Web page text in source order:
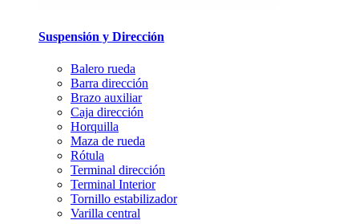
Suspensión y Dirección
Balero rueda
Barra dirección
Brazo auxiliar
Caja dirección
Horquilla
Maza de rueda
Rótula
Terminal dirección
Terminal Interior
Tornillo estabilizador
Varilla central